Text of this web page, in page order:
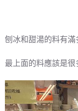
刨冰和甜湯的料有滿
最上面的料應該是很